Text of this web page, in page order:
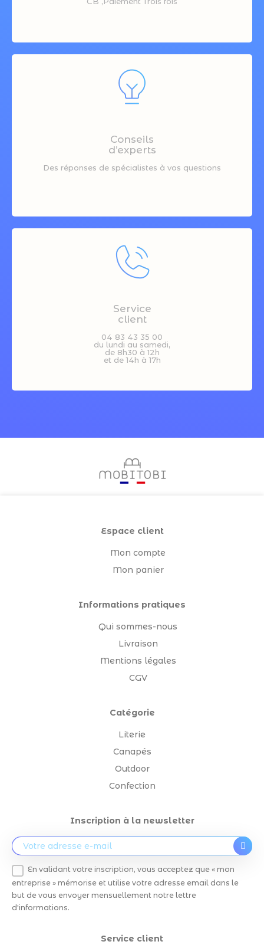
Conseils
d’experts
Des réponses de spécialistes à vos questions
Service
client
04 83 43 35 00
du lundi au samedi,
de 8h30 à 12h
et de 14h à 17h
Espace client
Mon compte
Mon panier
Informations pratiques
Qui sommes-nous
Livraison
Mentions légales
CGV
Catégorie
Literie
Canapés
Outdoor
Confection
Inscription à la newsletter
En validant votre inscription, vous acceptez que « mon
entreprise » mémorise et utilise votre adresse email dans le
but de vous envoyer mensuellement notre lettre
d'informations.
Service client